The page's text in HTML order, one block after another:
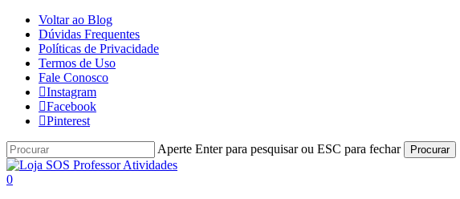
Skip
main
content
Voltar ao Blog
Dúvidas Frequentes
Políticas de Privacidade
Termos de Uso
Fale Conosco
Instagram
Facebook
Pinterest
Aperte Enter para pesquisar ou ESC para fechar Procurar
Close
Search
procurar
account
0